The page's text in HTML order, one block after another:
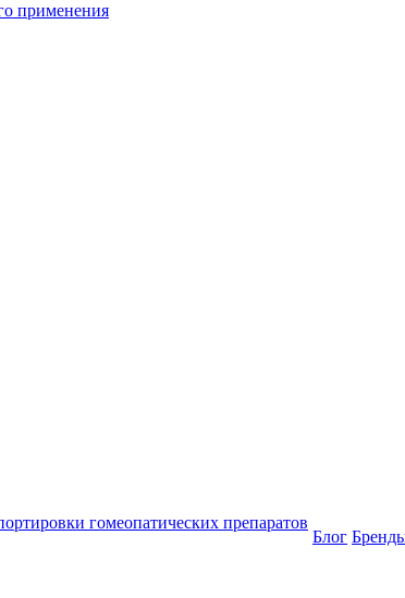
применения
гомеопатических препаратов
Блог